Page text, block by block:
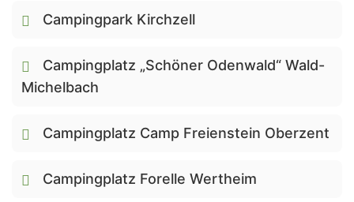
Campingpark Kirchzell
Campingplatz „Schöner Odenwald“ Wald-
Michelbach
Campingplatz Camp Freienstein Oberzent
Campingplatz Forelle Wertheim